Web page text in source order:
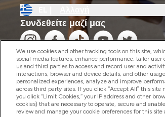
Συνδεθείτε μαζί μας
2026 The Hut.com Ltd
We use cookies and other tracking tools on this site,
social media features, enhance performance, tailor
us and third parties to access and record user and
interactions, browser and device details, and other
personalized experiences, analyze and improve
across third party sites. If you click “Accept All” this
you click “Limit Cookies,” your IP address and other
cookies) that are necessary to operate, secure and
review and manage your cookie preferences for this